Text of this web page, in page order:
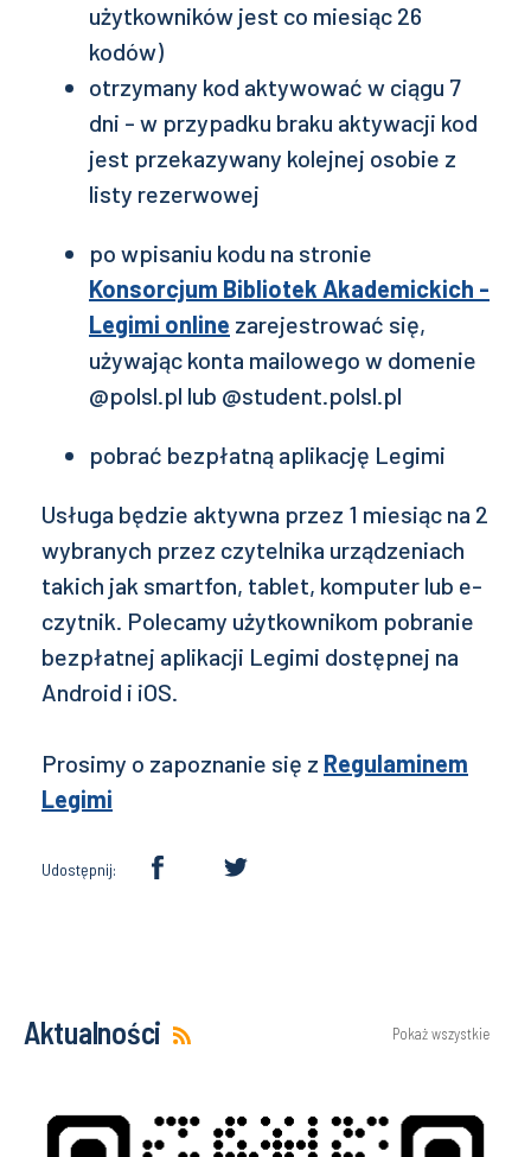
użytkowników jest co miesiąc 26
kodów)
otrzymany kod aktywować w ciągu 7
dni - w przypadku braku aktywacji kod
jest przekazywany kolejnej osobie z
listy rezerwowej
po wpisaniu kodu na stronie
Konsorcjum Bibliotek Akademickich -
Legimi online zarejestrować się,
używając konta mailowego w domenie
@polsl.pl lub @student.polsl.pl
pobrać bezpłatną aplikację Legimi
Usługa będzie aktywna przez 1 miesiąc na 2
wybranych przez czytelnika urządzeniach
takich jak smartfon, tablet, komputer lub e-
czytnik. Polecamy użytkownikom pobranie
bezpłatnej aplikacji Legimi dostępnej na
Android i iOS.
Prosimy o zapoznanie się z Regulaminem
Legimi
Udostępnij:
Aktualności Pokaż wszystkie